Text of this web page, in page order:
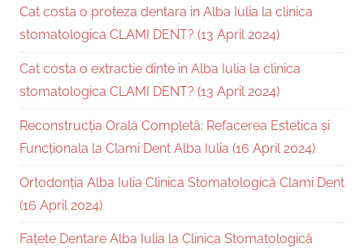
Cat costa o proteza dentara in Alba Iulia la clinica
stomatologica CLAMI DENT? (13 April 2024)
Cat costa o extractie dinte in Alba Iulia la clinica
stomatologica CLAMI DENT? (13 April 2024)
Reconstrucția Orală Completă: Refacerea Estetica și
Funcționala la Clami Dent Alba Iulia (16 April 2024)
Ortodonția Alba Iulia Clinica Stomatologică Clami Dent
(16 April 2024)
Fațete Dentare Alba Iulia la Clinica Stomatologică